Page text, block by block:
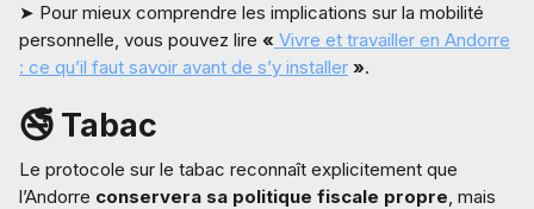
➤ Pour mieux comprendre les implications sur la mobilité
personnelle, vous pouvez lire « Vivre et travailler en Andorre
: ce qu’il faut savoir avant de s’y installer ».
🚭 Tabac
Le protocole sur le tabac reconnaît explicitement que
l’Andorre conservera sa politique fiscale propre, mais